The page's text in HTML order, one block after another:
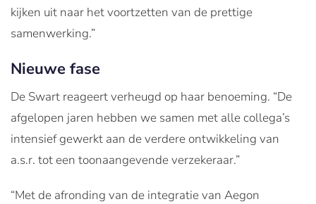
kijken uit naar het voortzetten van de prettige
samenwerking.”
Nieuwe fase
De Swart reageert verheugd op haar benoeming. “De
afgelopen jaren hebben we samen met alle collega’s
intensief gewerkt aan de verdere ontwikkeling van
a.s.r. tot een toonaangevende verzekeraar.”
“Met de afronding van de integratie van Aegon